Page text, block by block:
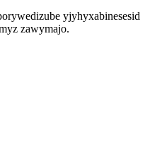
yjyhyxabinesesid
zawymajo.